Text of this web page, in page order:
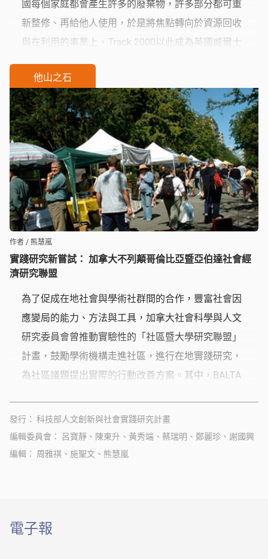
國每個家庭都會產生許多的廢棄物，許多部分都可重
新整修、再給他人使用，於是將焦點轉向於資源回收
與在利用的事業上，Track 2000以此成為英國威爾士
地區最成功的社會企業，此案例說明了社會創新，有
時僅需要有效的整合與融入，即可成功地創造出一個
「多贏」的模式。
他山之石
實踐研究新嘗試： 加拿大不列顛哥倫比亞暨亞伯達社會經
濟研究聯盟
作者 / 熊慧嵐
為了促成在地社會與學術社群間的合作，豐富社會因
應變局的能力、方法與工具，加拿大社會科學與人文
研究委員會曾推動實驗性的「社區暨大學研究聯盟」
計畫，鼓勵學術機構走進社區，進行在地實踐研究，
為社區議題提出實際的行動改善方案。其中，BALTA
及透過不同面向的社會經濟行動組織或個人，如何讓
各社區達到永續自給，以促使社區再生，其研究架構
與主軸為本文介紹的重點。
發行
科技部人文創新與社會實踐研究計畫
編輯委員會
呂寶靜、陳東升、黃秀端、蔡瑞明、鄭麗珍、謝國興
編輯
周雅祺、施聖文、熊慧嵐
電子報